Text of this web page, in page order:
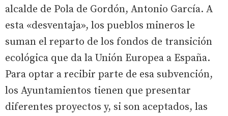
alcalde de Pola de Gordón, Antonio García. A
esta «desventaja», los pueblos mineros le
suman el reparto de los fondos de transición
ecológica que da la Unión Europea a España.
Para optar a recibir parte de esa subvención,
los Ayuntamientos tienen que presentar
diferentes proyectos y, si son aceptados, las